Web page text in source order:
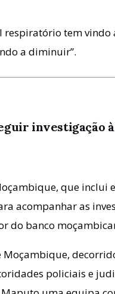
respiratório tem
a diminuir”.
investigação
que inclui
acompanhar as
do banco
Moçambique,
policiais e